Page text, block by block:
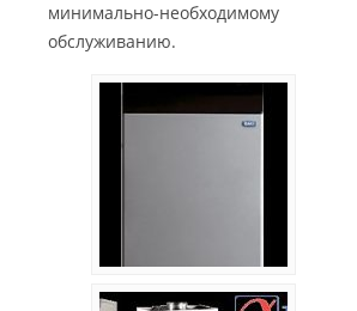
минимально-необходимому
обслуживанию.